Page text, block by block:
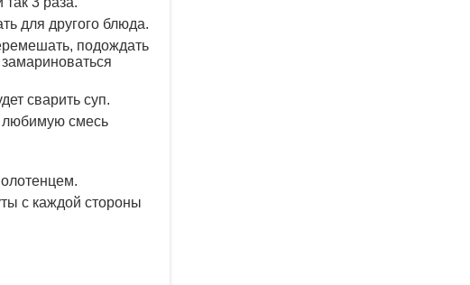
для другого блюда.
подождать
сварить суп.
любимую смесь
с каждой стороны